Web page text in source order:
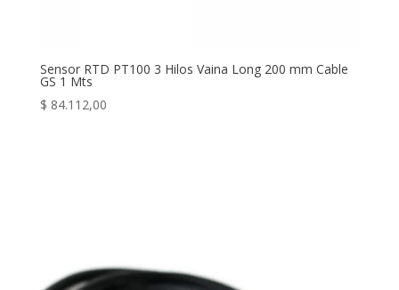
Sensor RTD PT100 3 Hilos Vaina Long 200 mm Cable
GS 1 Mts
$ 84.112,00